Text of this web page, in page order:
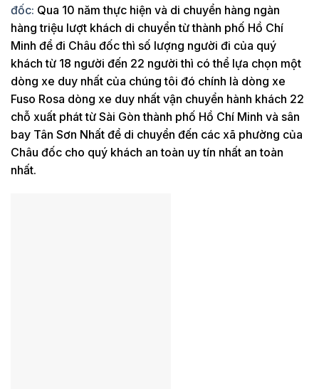
đốc: Qua 10 năm thực hiện và di chuyển hàng ngàn
hàng triệu lượt khách di chuyển từ thành phố Hồ Chí
Minh để đi Châu đốc thì số lượng người đi của quý
khách từ 18 người đến 22 người thì có thể lựa chọn một
dòng xe duy nhất của chúng tôi đó chính là dòng xe
Fuso Rosa dòng xe duy nhất vận chuyển hành khách 22
chỗ xuất phát từ Sài Gòn thành phố Hồ Chí Minh và sân
bay Tân Sơn Nhất để di chuyển đến các xã phường của
Châu đốc cho quý khách an toàn uy tín nhất an toàn
nhất.